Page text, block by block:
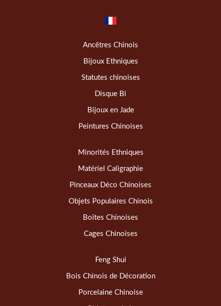
Ancêtres Chinois
Bijoux Ethniques
Statutes chinoises
Disque Bi
Bijoux en Jade
Peintures Chinoises
Minorités Ethniques
Matériel Caligraphie
Pinceaux Déco Chinoises
Objets Populaires Chinois
Boîtes Chinoises
Cages Chinoises
Feng Shui
Bois Chinois de Décoration
Porcelaine Chinoise